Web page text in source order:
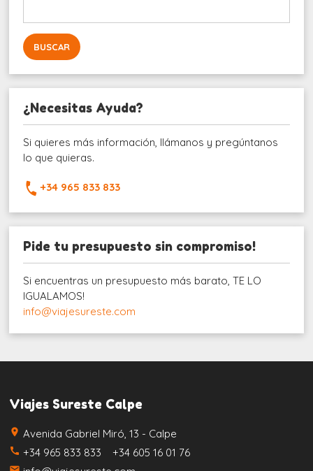
¿Necesitas Ayuda?
Si quieres más información, llámanos y pregúntanos
lo que quieras.
+34 965 833 833
Pide tu presupuesto sin compromiso!
Si encuentras un presupuesto más barato, TE LO
IGUALAMOS!
info@viajesureste.com
Viajes Sureste Calpe
place Avenida Gabriel Miró, 13 - Calpe
call +34 965 833 833 +34 605 16 01 76